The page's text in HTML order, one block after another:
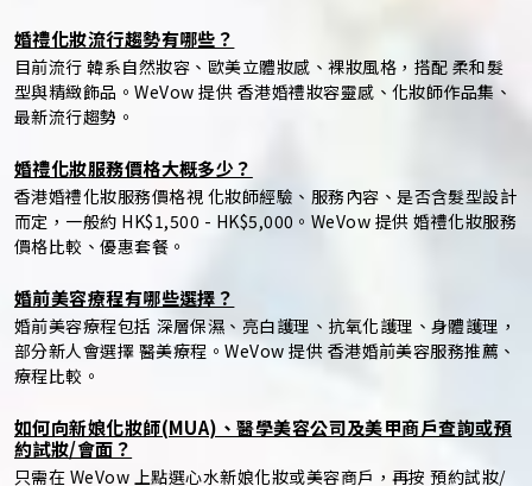
婚禮化妝流行趨勢有哪些？
目前流行 韓系自然妝容、歐美立體妝感、裸妝風格，搭配 柔和髮
型與精緻飾品。WeVow 提供 香港婚禮妝容靈感、化妝師作品集、
最新流行趨勢。
婚禮化妝服務價格大概多少？
香港婚禮化妝服務價格視 化妝師經驗、服務內容、是否含髮型設計
而定，一般約 HK$1,500 - HK$5,000。WeVow 提供 婚禮化妝服務
價格比較、優惠套餐。
婚前美容療程有哪些選擇？
婚前美容療程包括 深層保濕、亮白護理、抗氧化護理、身體護理，
部分新人會選擇 醫美療程。WeVow 提供 香港婚前美容服務推薦、
療程比較。
如何向新娘化妝師(MUA)、醫學美容公司及美甲商戶查詢或預
約試妝/會面？
只需在 WeVow 上點選心水新娘化妝或美容商戶，再按 預約試妝/